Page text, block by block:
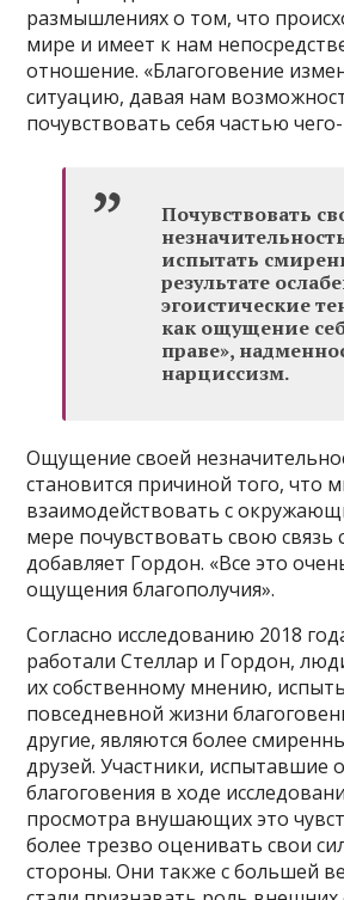
размышлениях о том, что
мире и имеет к нам
отношение. «Благоговение
ситуацию, давая нам
почувствовать себя частью
Почувствовать
испытать
результате
эгоистические
как ощущение
праве»,
нарциссизм.
Ощущение своей
становится причиной того, что
взаимодействовать с
мере почувствовать свою связь
добавляет Гордон. «Все это
ощущения благополучия».
Согласно исследованию 2018
работали Стеллар и Гордон,
их собственному мнению,
повседневной жизни
другие, являются более
друзей. Участники, испытавшие
благоговения в ходе
просмотра внушающих это
более трезво оценивать свои
стороны. Они также с большей